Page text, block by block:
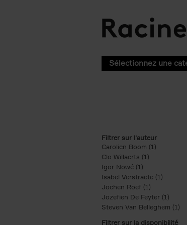
Filtrer sur l'auteur
Carolien Boom (1)
Clo Willaerts (1)
Igor Nowé (1)
Isabel Verstraete (1) Apply
Jochen Roef (1)
Jozefien De Feyter (1)
Steven Van Belleghem (1)
Filtrer sur la disponibilité